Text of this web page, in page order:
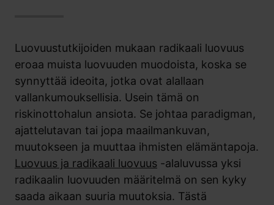
Luovuustutkijoiden mukaan radikaali luovuus
eroaa muista luovuuden muodoista, koska se
synnyttää ideoita, jotka ovat alallaan
vallankumouksellisia. Usein tämä on
riskinottohalun ansiota. Se johtaa paradigman,
ajattelutavan tai jopa maailmankuvan,
muutokseen ja muuttaa ihmisten elämäntapoja.
Luovuus ja radikaali luovuus -alaluvussa yksi
radikaalin luovuuden määritelmä on sen kyky
saada aikaan suuria muutoksia. Tästä